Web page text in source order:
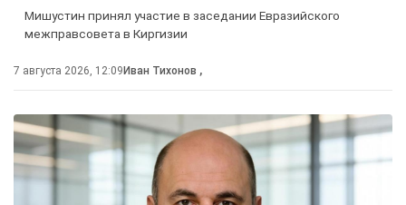
Мишустин принял участие в заседании Евразийского
межправсовета в Киргизии
7 августа 2026, 12:09 Иван Тихонов ,